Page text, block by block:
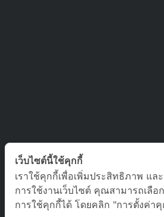
ติดต่อเรา
บริษัท ออล อเบ้าท์ เจอร์นีย์ จำกัด เลขที่
ซอย สามัคคี 63 ตำบล บางตลาด อำเภอ ปา
เว็บไซต์นี้ใช้คุกกี้
เราใช้คุกกี้เพื่อเพิ่มประสิทธิภาพ แ
การใช้งานเว็บไซต์ คุณสามารถเลือ
การใช้คุกกี้ได้ โดยคลิก "การตั้งค่า